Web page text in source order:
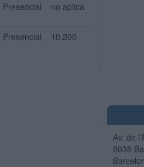
Presencial no aplica
Presencial 10,200
Av. de
8038